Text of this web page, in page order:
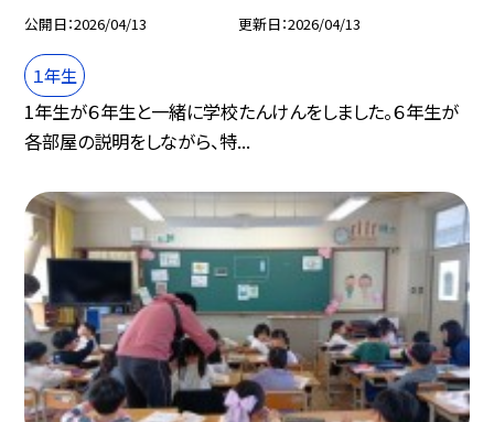
公開日 2026/04/13 更新日 2026/04/13
１年生
1年生が６年生と一緒に学校たんけんをしました。６年生が
各部屋の説明をしながら、特...